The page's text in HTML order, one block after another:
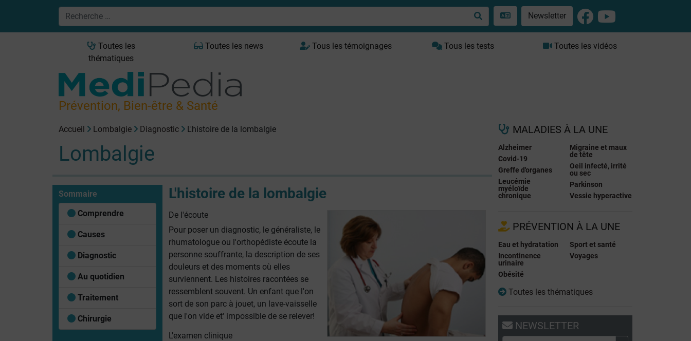
Newsletter
Toutes les
thématiques
Toutes les news Tous les témoignages Tous les tests Toutes les vidéos
Prévention, Bien-être & Santé
Accueil Lombalgie Diagnostic L'histoire de la lombalgie
Lombalgie
Sommaire
Comprendre
Causes
Diagnostic
Au quotidien
Traitement
Chirurgie
L'histoire de la lombalgie
De l'écoute
Pour poser un diagnostic, le généraliste, le
rhumatologue ou l'orthopédiste écoute la
personne souffrante, la description de ses
douleurs et des moments où elles
surviennent. Les histoires racontées se
ressemblent souvent. Un enfant que l'on
sort de son parc à jouet, un lave-vaisselle
que l'on vide et' impossible de se relever!
L'examen clinique
MALADIES À LA UNE
Alzheimer
Covid-19
Greffe d'organes
Leucémie
myéloïde
chronique
Migraine et maux
de tête
Oeil infecté, irrité
ou sec
Parkinson
Vessie hyperactive
PRÉVENTION À LA UNE
Eau et hydratation
Incontinence
urinaire
Obésité
Sport et santé
Voyages
Toutes les thématiques
NEWSLETTER